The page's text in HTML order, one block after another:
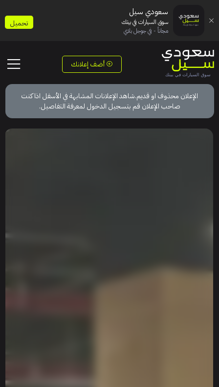
أضف إعلانك
الإعلان محذوف او قديم.شاهد الإعلانات المشابهة في الأسفل اذا كنت
صاحب الإعلان قم بتسجيل الدخول لمعرفة التفاصيل.
سعودي سيل
سوق السيارات في بيتك
مجاناً - في جوجل بلاي
تحميل